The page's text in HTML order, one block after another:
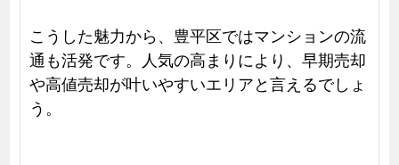
こうした魅力から、豊平区ではマンションの流
通も活発です。人気の高まりにより、早期売却
や高値売却が叶いやすいエリアと言えるでしょ
う。